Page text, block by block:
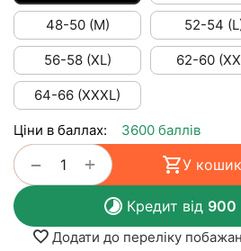
48-50 (M) 52-54
56-58 (XL) 62-60
64-66 (XXXL)
Ціни в баллах: 3600 баллів
+
− У кошик
Кредит від 900
Додати до переліку